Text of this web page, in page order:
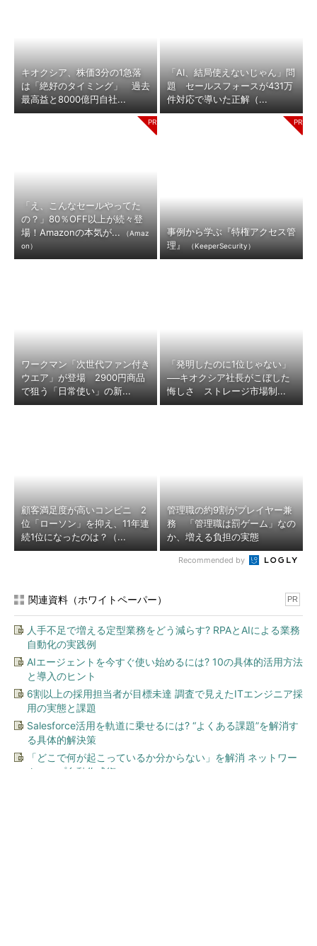
キオクシア、株価3分の1急落
は「絶好のタイミング」 過去
最高益と8000億円自社...
「AI、結局使えないじゃん」問
題 セールスフォースが431万
件対応で導いた正解（...
「え、こんなセールやってた
の？」80％OFF以上が続々登
場！Amazonの本気が...
（Amaz
on）
事例から学ぶ『特権アクセス管
理』
（KeeperSecurity）
ワークマン「次世代ファン付き
ウエア」が登場 2900円商品
で狙う「日常使い」の新...
「発明したのに1位じゃない」
──キオクシア社長がこぼした
悔しさ ストレージ市場制...
顧客満足度が高いコンビニ 2
位「ローソン」を抑え、11年連
続1位になったのは？（...
管理職の約9割がプレイヤー兼
務 「管理職は罰ゲーム」なの
か、増える負担の実態
Recommended by
関連資料（ホワイトペーパー） PR
人手不足で増える定型業務をどう減らす? RPAとAIによる業務
自動化の実践例
AIエージェントを今すぐ使い始めるには? 10の具体的活用方法
と導入のヒント
6割以上の採用担当者が目標未達 調査で見えたITエンジニア採
用の実態と課題
Salesforce活用を軌道に乗せるには? “よくある課題”を解消す
る具体的解決策
「どこで何が起こっているか分からない」を解消 ネットワー
クマップ自動作成術